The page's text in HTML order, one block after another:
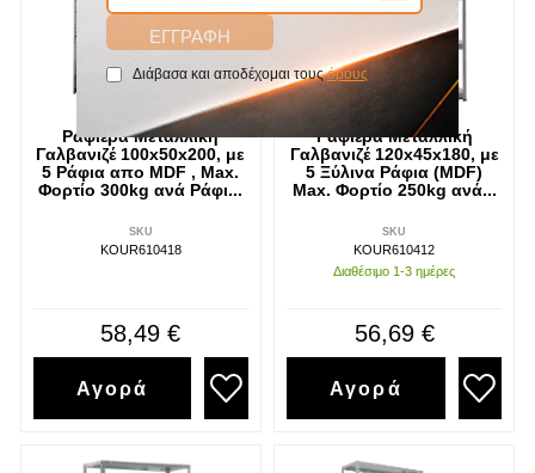
Ραφιέρα Μεταλλική
Γαλβανιζέ 100x50x200, με
5 Ράφια απο MDF , Max.
Φορτίο 300kg ανά Ράφι...
SKU
KOUR610418
58,49 €
Αγορά
Ραφιέρα Μεταλλική
Γαλβανιζέ 120x45x180, με
5 Ξύλινα Ράφια (MDF)
Max. Φορτίο 250kg ανά...
SKU
KOUR610412
Διαθέσιμο 1-3 ημέρες
56,69 €
Αγορά
Διάβασα και αποδέχομαι τους όρους